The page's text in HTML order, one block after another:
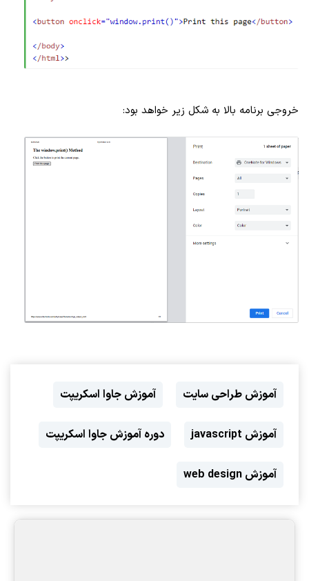
خروجی برنامه بالا به شکل زیر خواهد بود:
آموزش طراحی سایت آموزش جاوا اسکریپت
آموزش javascript دوره آموزش جاوا اسکریپت
آموزش web design